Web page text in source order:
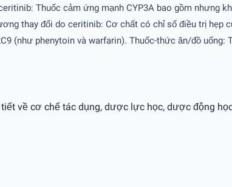
Thuốc cảm ứng mạnh CYP3A bao gồm nhưng
thay đổi do ceritinib: Cơ chất có chỉ số điều trị
(như phenytoin và warfarin). Thuốc-thức ăn/đồ
về cơ chế tác dụng, dược lực học, dược động